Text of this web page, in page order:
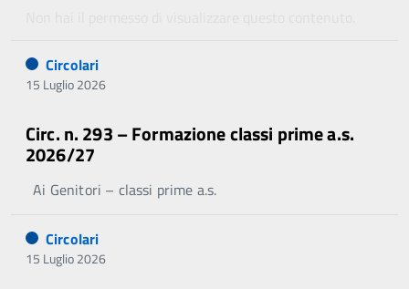
Circolari
15 Luglio 2026
Circ. n. 293 – Formazione classi prime a.s.
2026/27
Ai Genitori – classi prime a.s.
Circolari
15 Luglio 2026